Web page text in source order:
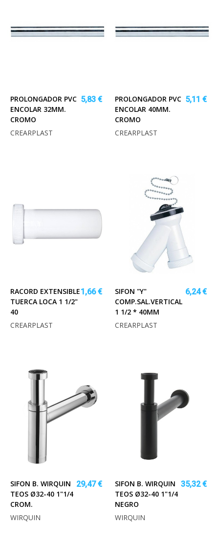
PROLONGADOR PVC
ENCOLAR 32MM.
CROMO
5,83 €
CREARPLAST
PROLONGADOR PVC
ENCOLAR 40MM.
CROMO
5,11 €
CREARPLAST
RACORD EXTENSIBLE
TUERCA LOCA 1 1/2"
40
1,66 €
CREARPLAST
SIFON "Y"
COMP.SAL.VERTICAL
1 1/2 * 40MM
6,24 €
CREARPLAST
SIFON B. WIRQUIN
TEOS Ø32-40 1"1/4
CROM.
29,47 €
WIRQUIN
SIFON B. WIRQUIN
TEOS Ø32-40 1"1/4
NEGRO
35,32 €
WIRQUIN